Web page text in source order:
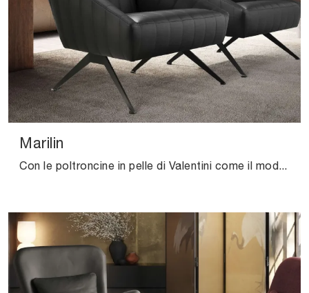
Marilin
Con le poltroncine in pelle di Valentini come il modello Marilin potrai ultimare il tuo concept d'arredo.